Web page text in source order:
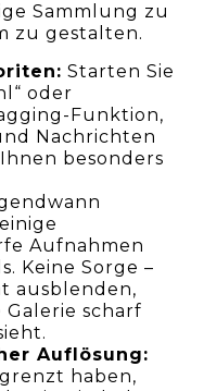
Sammlung zu
zu gestalten.
Starten Sie
oder
Funktion,
Nachrichten
besonders
Aufnahmen
Keine Sorge –
ausblenden,
scharf
Auflösung:
haben,